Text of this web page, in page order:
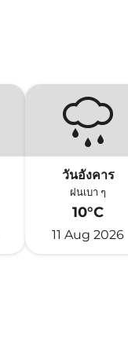
วันอังคาร
ฝนเบา ๆ
10°C
11 Aug 2026